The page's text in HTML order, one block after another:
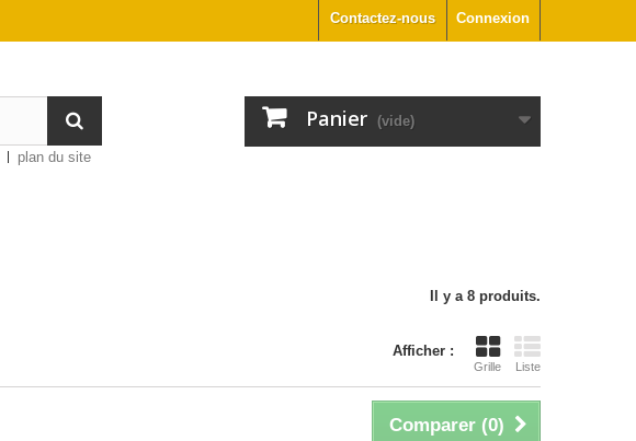
Connexion
Contactez-nous
Panier (vide)
plan du site
Il y a 8 produits.
Afficher :
Grille Liste
Comparer (0)